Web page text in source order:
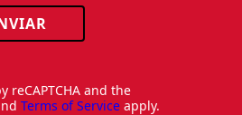
reCAPTCHA and the
Terms of Service apply.